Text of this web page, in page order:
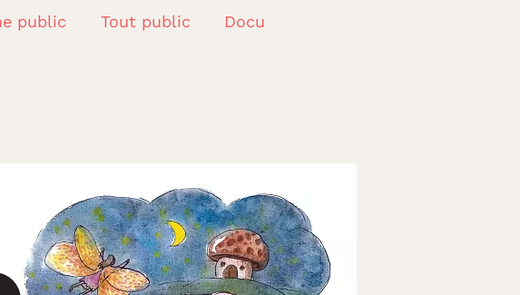
public Tout public
Docu